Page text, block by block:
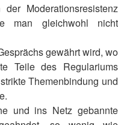
Moderationsresistenz
man gleichwohl nicht
gewährt wird, wo
Teile des Regulariums
Themenbindung und
und ins Netz gebannte